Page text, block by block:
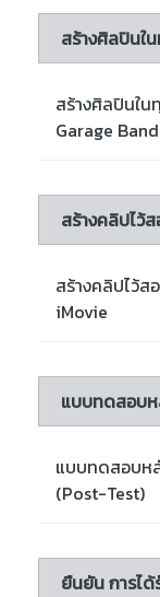
สร้างศิลปินใ
สร้างศิลปินใน
Garage Band
สร้างคลิปไว้
สร้างคลิปไว้
iMovie
แบบทดสอบห
แบบทดสอบห
(Post-Test)
ยืนยัน การไ